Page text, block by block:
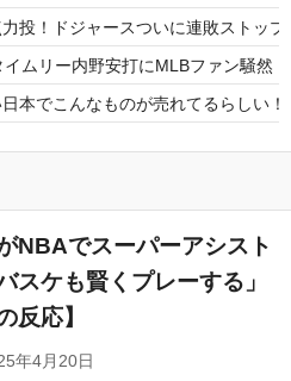
投！ドジャースついに連敗ストップ
ムリー内野安打にMLBファン騒然
本でこんなものが売れてるらしい
連発の26号、160キロ攻略のポー
NBAでスーパーアシスト
スケも賢くプレーする」
反応】
年4月20日